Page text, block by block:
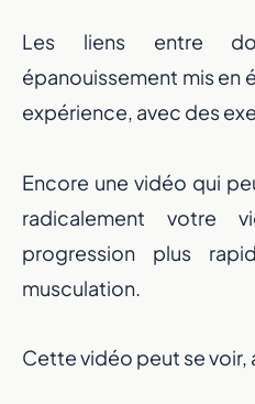
Les liens entre
épanouissement mis en
expérience, avec des
Encore une vidéo qui
radicalement votre
progression plus
musculation.
Cette vidéo peut se voir,